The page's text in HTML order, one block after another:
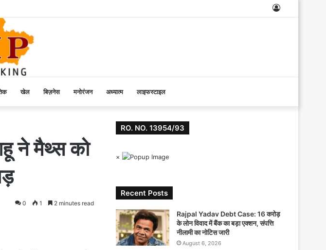
खेल बिज़नेस मनोरंजन अध्यात्म लाइफस्टाइल
ने मैथ्स को
0 1 2 minutes read
RO. NO. 13954/93
×
Recent Posts
Rajpal Yadav Debt Case: 16 करोड़
के लोन विवाद में बैंक का बड़ा एक्शन, संपत्ति
नीलामी का नोटिस जारी
August 6, 2026